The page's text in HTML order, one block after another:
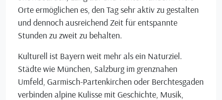
Orte ermöglichen es, den Tag sehr aktiv zu gestalten
und dennoch ausreichend Zeit für entspannte
Stunden zu zweit zu behalten.
Kulturell ist Bayern weit mehr als ein Naturziel.
Städte wie München, Salzburg im grenznahen
Umfeld, Garmisch-Partenkirchen oder Berchtesgaden
verbinden alpine Kulisse mit Geschichte, Musik,